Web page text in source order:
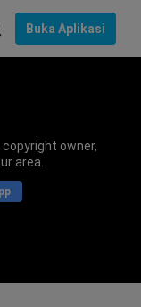
Buka Aplikasi
owner,
area.